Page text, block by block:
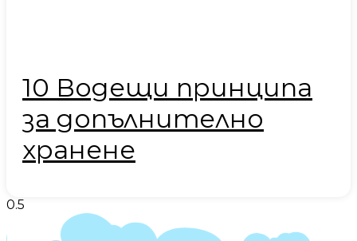
10 Водещи принципа
за допълнително
хранене